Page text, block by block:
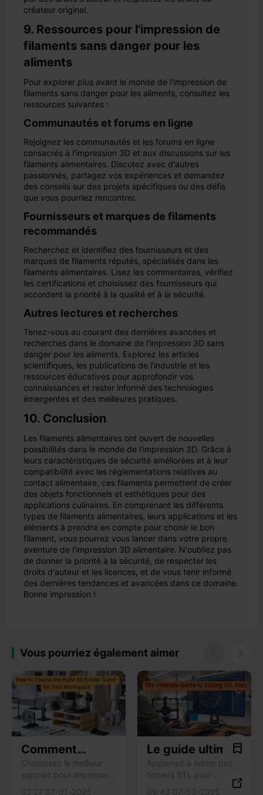
créateur original.
9. Ressources pour l'impression de
filaments sans danger pour les
aliments
Pour explorer plus avant le monde de l'impression de
filaments sans danger pour les aliments, consultez les
ressources suivantes :
Communautés et forums en ligne
Rejoignez les communautés et les forums en ligne
consacrés à l'impression 3D et aux discussions sur les
filaments alimentaires. Discutez avec d'autres
passionnés, partagez vos expériences et demandez
des conseils sur des projets spécifiques ou des défis
que vous pourriez rencontrer.
Fournisseurs et marques de filaments
recommandés
Recherchez et identifiez des fournisseurs et des
marques de filaments réputés, spécialisés dans les
filaments alimentaires. Lisez les commentaires, vérifiez
les certifications et choisissez des fournisseurs qui
accordent la priorité à la qualité et à la sécurité.
Autres lectures et recherches
Tenez-vous au courant des dernières avancées et
recherches dans le domaine de l'impression 3D sans
danger pour les aliments. Explorez les articles
scientifiques, les publications de l'industrie et les
ressources éducatives pour approfondir vos
connaissances et rester informé des technologies
émergentes et des meilleures pratiques.
10. Conclusion
Les filaments alimentaires ont ouvert de nouvelles
possibilités dans le monde de l'impression 3D. Grâce à
leurs caractéristiques de sécurité améliorées et à leur
compatibilité avec les réglementations relatives au
contact alimentaire, ces filaments permettent de créer
des objets fonctionnels et esthétiques pour des
applications culinaires. En comprenant les différents
types de filaments alimentaires, leurs applications et les
éléments à prendre en compte pour choisir le bon
filament, vous pourrez vous lancer dans votre propre
aventure de l'impression 3D alimentaire. N'oubliez pas
de donner la priorité à la sécurité, de respecter les
droits d'auteur et les licences, et de vous tenir informé
des dernières tendances et avancées dans ce domaine.
Bonne impression !
Vous pourriez également aimer
Comment
choisir le
support
d'imprimante 3D
Choisissez le meilleur
support pour imprimante
02:27 07-01-2025
Le guide ultime
de l'édition des
fichiers STL
Apprenez à éditer des
fichiers STL pour
09:43 07-03-2025
